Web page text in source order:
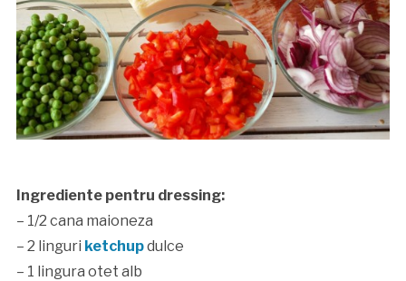
Ingrediente pentru dressing:
– 1/2 cana maioneza
– 2 linguri ketchupdulce
– 1 lingura otet alb